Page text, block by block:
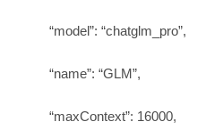
“model”: “chatglm_pro”,
“name”: “GLM”,
“maxContext”: 16000,